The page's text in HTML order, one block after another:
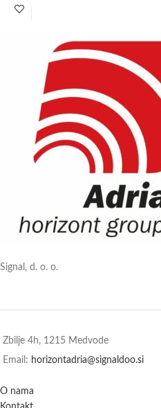
upotrebi.
Signal, d. o. o.
Zbilje 4h, 1215 Medvode
Email: horizontadria@signaldoo.si
O nama